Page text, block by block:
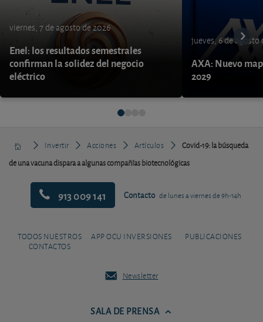
viernes, 7 de agosto de 2026
Enel: los resultados semestrales
confirman la solidez del negocio
eléctrico
jueves, 6 de agosto
AXA: Nuevo
2029
Invertir Acciones Artículos
Covid-19: la búsqueda
de una vacuna dispara a algunas compañías biotecnológicas
913 009 141 Contacto de lunes a viernes de 9h-14h
TODOS NUESTROS
CONTACTOS
APP OCU INVERSIONES PUBLICACIONES
Newsletter
SALA DE PRENSA